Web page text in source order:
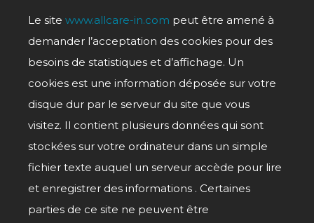
Le sitewww.allcare-in.com peut être amené à
demander l’acceptation des cookies pour des
besoins de statistiques et d’affichage. Un
cookies est une information déposée sur votre
disque dur par le serveur du site que vous
visitez. Il contient plusieurs données qui sont
stockées sur votre ordinateur dans un simple
fichier texte auquel un serveur accède pour lire
et enregistrer des informations . Certaines
parties de ce site ne peuvent être